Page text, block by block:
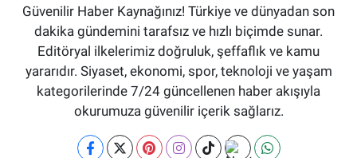
Güvenilir Haber Kaynağınız! Türkiye ve dünyadan son
dakika gündemini tarafsız ve hızlı biçimde sunar.
Editöryal ilkelerimiz doğruluk, şeffaflık ve kamu
yararıdır. Siyaset, ekonomi, spor, teknoloji ve yaşam
kategorilerinde 7/24 güncellenen haber akışıyla
okurumuza güvenilir içerik sağlarız.